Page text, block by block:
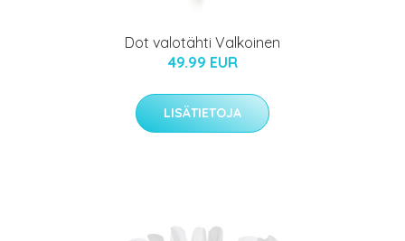
Dot valotähti Valkoinen
49.99 EUR
LISÄTIETOJA